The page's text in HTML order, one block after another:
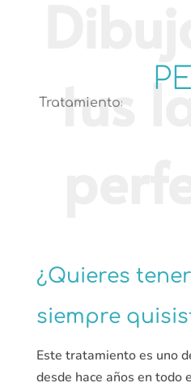
Tratamientos
¿Quieres
siempre
Este tratamiento es uno
desde hace años en todo